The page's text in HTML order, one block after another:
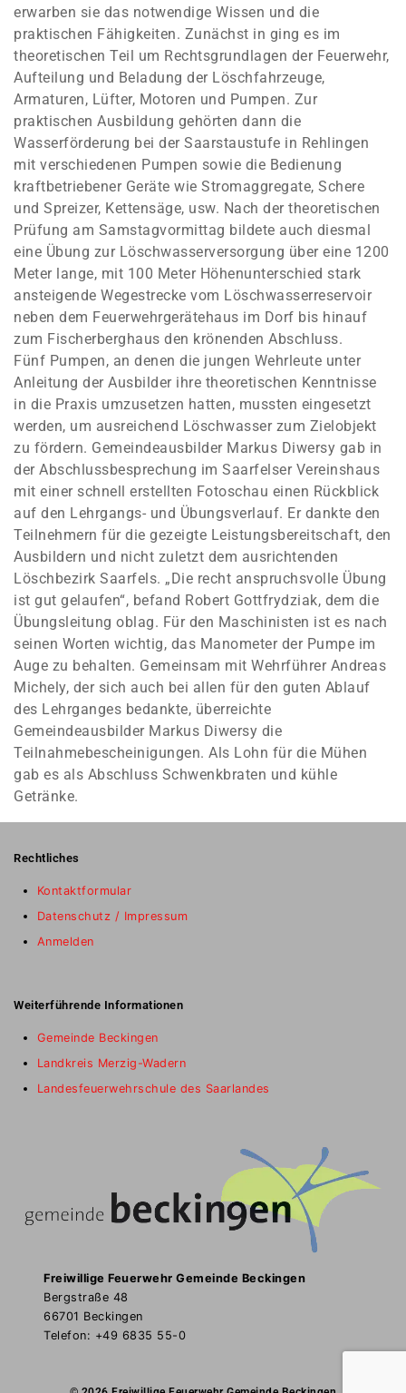
erwarben sie das notwendige Wissen und die
praktischen Fähigkeiten. Zunächst in ging es im
theoretischen Teil um Rechtsgrundlagen der Feuerwehr,
Aufteilung und Beladung der Löschfahrzeuge,
Armaturen, Lüfter, Motoren und Pumpen. Zur
praktischen Ausbildung gehörten dann die
Wasserförderung bei der Saarstaustufe in Rehlingen
mit verschiedenen Pumpen sowie die Bedienung
kraftbetriebener Geräte wie Stromaggregate, Schere
und Spreizer, Kettensäge, usw. Nach der theoretischen
Prüfung am Samstagvormittag bildete auch diesmal
eine Übung zur Löschwasserversorgung über eine 1200
Meter lange, mit 100 Meter Höhenunterschied stark
ansteigende Wegestrecke vom Löschwasserreservoir
neben dem Feuerwehrgerätehaus im Dorf bis hinauf
zum Fischerberghaus den krönenden Abschluss.
Fünf Pumpen, an denen die jungen Wehrleute unter
Anleitung der Ausbilder ihre theoretischen Kenntnisse
in die Praxis umzusetzen hatten, mussten eingesetzt
werden, um ausreichend Löschwasser zum Zielobjekt
zu fördern. Gemeindeausbilder Markus Diwersy gab in
der Abschlussbesprechung im Saarfelser Vereinshaus
mit einer schnell erstellten Fotoschau einen Rückblick
auf den Lehrgangs- und Übungsverlauf. Er dankte den
Teilnehmern für die gezeigte Leistungsbereitschaft, den
Ausbildern und nicht zuletzt dem ausrichtenden
Löschbezirk Saarfels. „Die recht anspruchsvolle Übung
ist gut gelaufen“, befand Robert Gottfrydziak, dem die
Übungsleitung oblag. Für den Maschinisten ist es nach
seinen Worten wichtig, das Manometer der Pumpe im
Auge zu behalten. Gemeinsam mit Wehrführer Andreas
Michely, der sich auch bei allen für den guten Ablauf
des Lehrganges bedankte, überreichte
Gemeindeausbilder Markus Diwersy die
Teilnahmebescheinigungen. Als Lohn für die Mühen
gab es als Abschluss Schwenkbraten und kühle
Getränke.
Rechtliches
Kontaktformular
Datenschutz / Impressum
Anmelden
Weiterführende Informationen
Gemeinde Beckingen
Landkreis Merzig-Wadern
Landesfeuerwehrschule des Saarlandes
Freiwillige Feuerwehr Gemeinde Beckingen
Bergstraße 48
66701 Beckingen
Telefon: +49 6835 55-0